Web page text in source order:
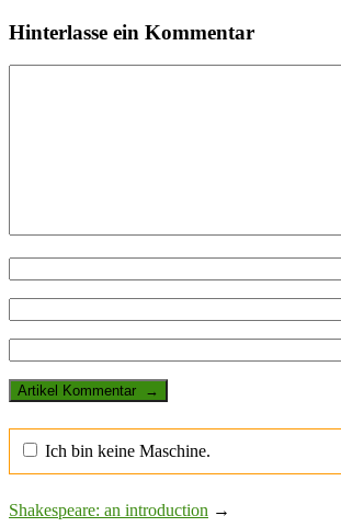
Hinterlasse ein Kommentar
Ich bin keine Maschine.
Shakespeare: an introduction →